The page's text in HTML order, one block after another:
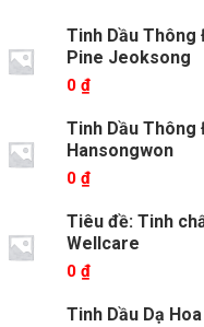
Tinh Dầu Thông
Pine Jeoksong
0 ₫
Tinh Dầu Thông
Hansongwon
0 ₫
Tiêu đề: Tinh
Wellcare
0 ₫
Tinh Dầu Dạ